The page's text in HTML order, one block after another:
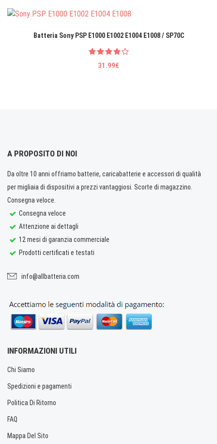
Batteria Sony PSP E1000 E1002 E1004 E1008 / SP70C
31.99€
A PROPOSITO DI NOI
Da oltre 10 anni offriamo batterie, caricabatterie e accessori di qualità
per migliaia di dispositivi a prezzi vantaggiosi. Scorte di magazzino.
Consegna veloce.
Consegna veloce
Attenzione ai dettagli
12 mesi di garanzia commerciale
Prodotti certificati e testati
info@allbatteria.com
INFORMAZIONI UTILI
Chi Siamo
Spedizioni e pagamenti
Politica Di Ritorno
FAQ
Mappa Del Sito